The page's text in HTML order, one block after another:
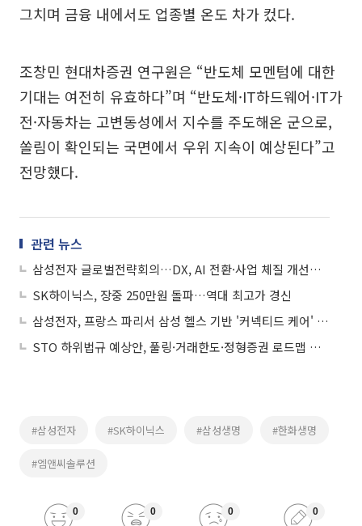
그치며 금융 내에서도 업종별 온도 차가 컸다.
조창민 현대차증권 연구원은 “반도체 모멘텀에 대한
기대는 여전히 유효하다”며 “반도체·IT하드웨어·IT가
전·자동차는 고변동성에서 지수를 주도해온 군으로,
쏠림이 확인되는 국면에서 우위 지속이 예상된다”고
전망했다.
관련 뉴스
삼성전자 글로벌전략회의…DX, AI 전환·사업 체질 개선에 방점
SK하이닉스, 장중 250만원 돌파…역대 최고가 경신
삼성전자, 프랑스 파리서 삼성 헬스 기반 '커넥티드 케어' 선보여
STO 하위법규 예상안, 풀링·거래한도·정형증권 로드맵 제시
#삼성전자 #SK하이닉스 #삼성생명 #한화생명
#엠앤씨솔루션
0 0 0 0